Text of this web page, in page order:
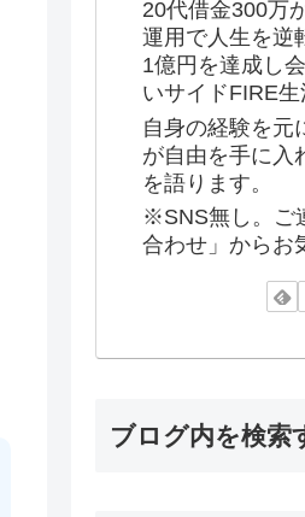
20代借金300万
運用で人生を逆
1億円を達成し
いサイドFIRE生
自身の経験を元
が自由を手に入
を語ります。
※SNS無し。ご
合わせ」からお
ブログ内を検索